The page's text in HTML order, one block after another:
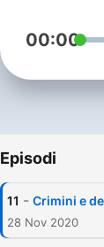
00:00
Episodi
11 - Crimini e
28 Nov 2020